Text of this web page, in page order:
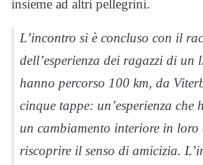
insieme ad altri pellegrini.
L’incontro si è concluso con il
dell’esperienza dei ragazzi di un
hanno percorso 100 km, da
cinque tappe: un’esperienza che
un cambiamento interiore in loro
riscoprire il senso di amicizia.